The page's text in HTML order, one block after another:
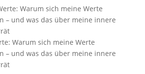
Warum sich meine Werte
– und was das über meine innere